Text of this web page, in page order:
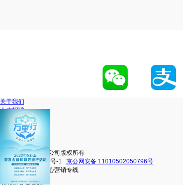
关于我们
人才招聘
网站地图
联系我们
移动官网
动卡空间
中信银行股份有限公司版权所有
京ICP备16038101号-1
京公网安备 11010502050796号
中信银行信用卡中心营销专线
4000895558